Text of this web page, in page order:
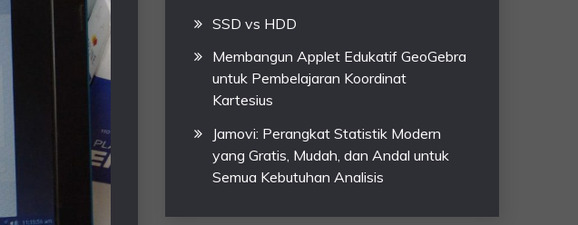
SSD vs HDD
Membangun Applet Edukatif GeoGebra
untuk Pembelajaran Koordinat
Kartesius
Jamovi: Perangkat Statistik Modern
yang Gratis, Mudah, dan Andal untuk
Semua Kebutuhan Analisis